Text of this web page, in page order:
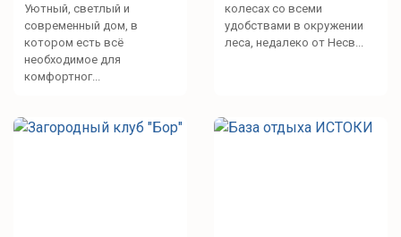
Активный отдых
Организуем экскурсии в Брест или Гродно
Интересное рядом
Уютный, светлый и
современный дом, в
котором есть всё
необходимое для
комфортног...
колесах со всеми
удобствами в окружении
леса, недалеко от Несв...